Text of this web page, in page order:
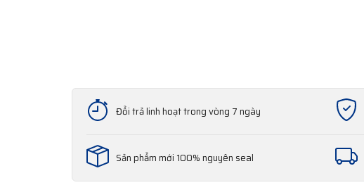
Đổi trả linh hoạt trong vòng 7 ngày
Sản phẩm mới 100% nguyên seal